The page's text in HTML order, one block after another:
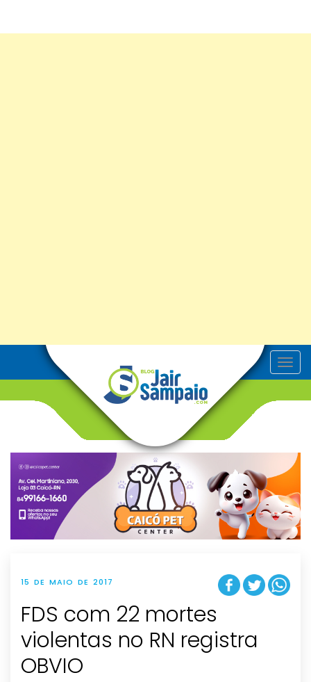
T
o
v
g
t
i
o
n
15 DE MAIO DE 2017
FDS com 22 mortes
violentas no RN registra
OBVIO